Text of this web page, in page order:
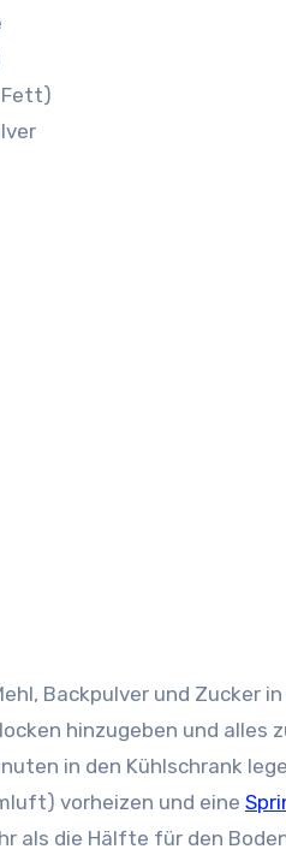
Fett)
Backpulver und Zucker
hinzugeben und alles
in den Kühlschrank
vorheizen und eine
als die Hälfte für den